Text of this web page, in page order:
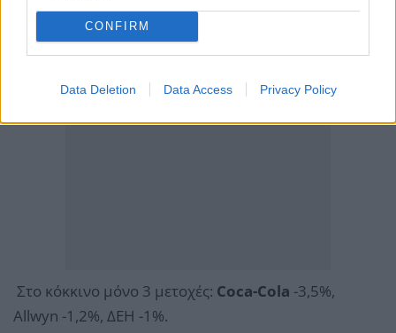
CONFIRM
Data Deletion Data Access Privacy Policy
Στο κόκκινο μόνο 3 μετοχές: Coca-Cola -3,5%,
Allwyn -1,2%, ΔΕΗ -1%.